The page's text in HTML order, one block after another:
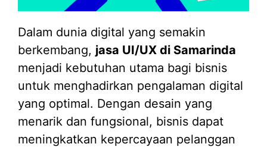
Dalam dunia digital yang semakin
berkembang, jasa UI/UX di Samarinda
menjadi kebutuhan utama bagi bisnis
untuk menghadirkan pengalaman digital
yang optimal. Dengan desain yang
menarik dan fungsional, bisnis dapat
meningkatkan kepercayaan pelanggan